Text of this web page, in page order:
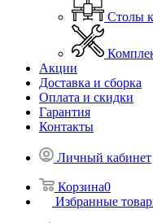
Столы
Акции
Доставка и сборка
Оплата и скидки
Гарантия
Контакты
Личный кабинет
Корзина0
Избранные